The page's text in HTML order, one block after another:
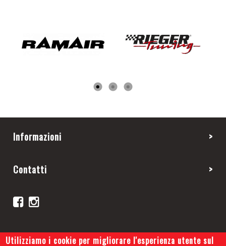
Informazioni
Contatti
Utilizziamo i cookie per migliorare l'esperienza utente sul